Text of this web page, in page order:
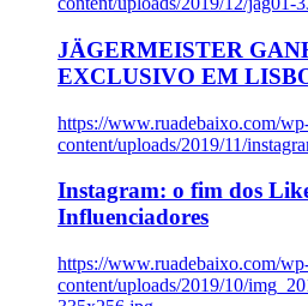
JÄGERMEISTER
EXCLUSIVO EM
https://www.ruadebaixo.com/
content/uploads/2019/11/
Instagram: o fim dos
Influenciadores
https://www.ruadebaixo.com/
content/uploads/2019/10/